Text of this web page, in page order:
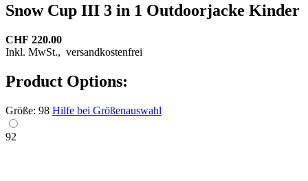
Snow Cup III 3 in 1 Outdoorjacke Kinder
CHF 220.00
Inkl. MwSt., versandkostenfrei
Product Options:
Größe: 98 Hilfe bei Größenauswahl
92